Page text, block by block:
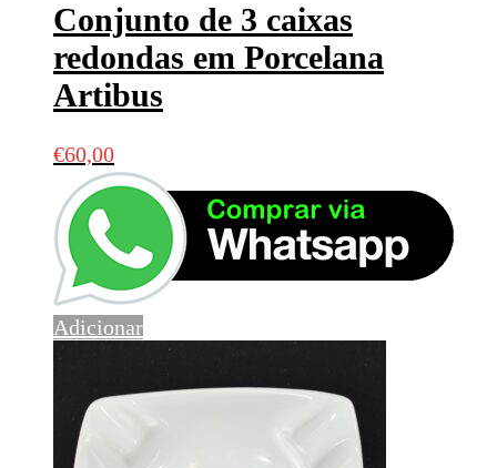
Conjunto de 3 caixas
redondas em Porcelana
Artibus
€60,00
Adicionar